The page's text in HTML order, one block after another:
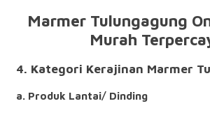
Marmer Tulungagung
Murah
4. Kategori Kerajinan Marmer
a. Produk Lantai/ Dinding